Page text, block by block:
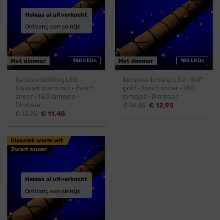
180 LEDs
Met dimmer
Helaas al uitverkocht
Ontvang een seintje
Kerstverlichting LED ·
Klassiek warm wit · Zwart
snoer · 180 lampjes ·
Dimbaar
€12,95 Oorspronkelijke
€ 11,45
180 LEDs
Met dimmer
Kerstverlichting LED · Soft
gold · Zwart snoer · 180
lampjes · Dimbaar
€14,45 Oorspronkelijke
€ 12,95
Klassiek warm wit
Zwart snoer
Helaas al uitverkocht
Ontvang een seintje